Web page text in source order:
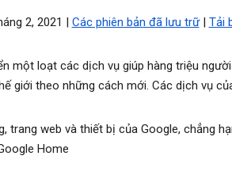
2, 2021 | Các phiên bản đã lưu trữ| Tải
một loạt các dịch vụ giúp hàng triệu
giới theo những cách mới. Các dịch vụ
trang web và thiết bị của Google, chẳng
Home